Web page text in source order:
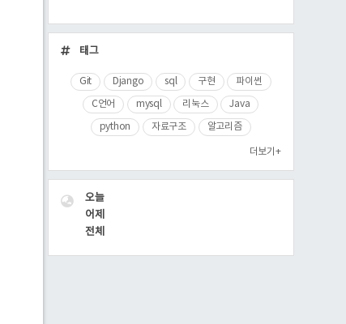
근
글
태그
Git Django sql 구현 파이썬
C언어 mysql 리눅스 Java
python 자료구조 알고리즘
더보기+
VISITOR오늘
어제
전체